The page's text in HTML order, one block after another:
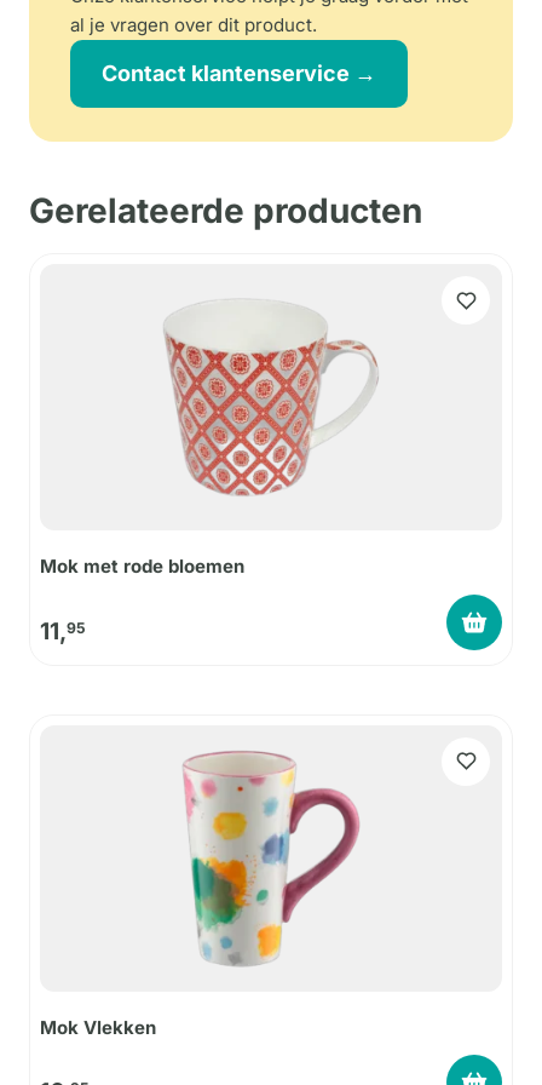
al je vragen over dit product.
Contact klantenservice →
Gerelateerde producten
Mok met rode bloemen
11,95
Mok Vlekken